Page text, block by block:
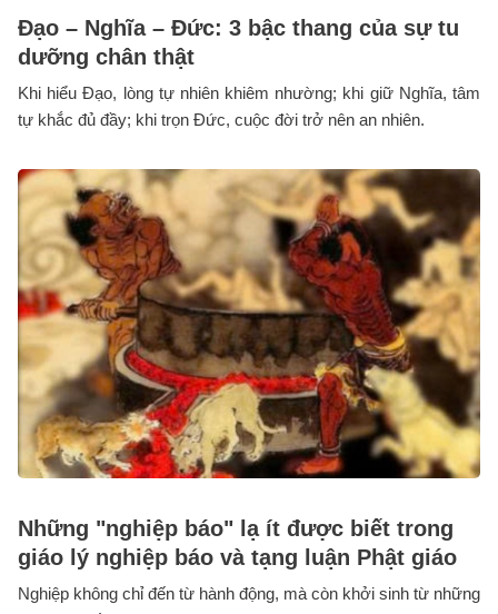
Đạo – Nghĩa – Đức: 3 bậc thang của sự tu
dưỡng chân thật
Khi hiểu Đạo, lòng tự nhiên khiêm nhường; khi giữ Nghĩa, tâm
tự khắc đủ đầy; khi trọn Đức, cuộc đời trở nên an nhiên.
Những "nghiệp báo" lạ ít được biết trong
giáo lý nghiệp báo và tạng luận Phật giáo
Nghiệp không chỉ đến từ hành động, mà còn khởi sinh từ những